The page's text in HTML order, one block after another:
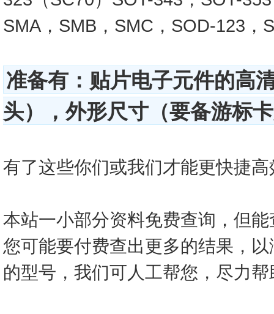
SMA，SMB，SMC，SOD-123，
准备有：贴片电子元件的高
头），外形尺寸（要备游标
有了这些你们或我们才能更快捷
本站一小部分资料免费查询，但
您可能要付费查出更多的结果，
的型号，我们可人工帮您，尽力